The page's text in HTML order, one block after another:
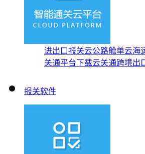
进出口报关云公路舱单云海
关通平台下载云关通跨境出
报关软件